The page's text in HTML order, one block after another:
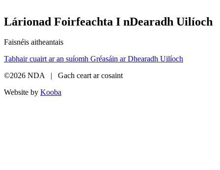
Lárionad Foirfeachta I nDearadh Uilíoch
Faisnéis aitheantais
Tabhair cuairt ar an suíomh Gréasáin ar Dhearadh Uilíoch
©2026 NDA | Gach ceart ar cosaint
Website by Kooba